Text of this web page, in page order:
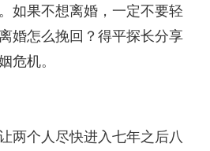
如果不想离婚，一定不要轻
婚怎么挽回？得平探长分享
危机。
两个人尽快进入七年之后八